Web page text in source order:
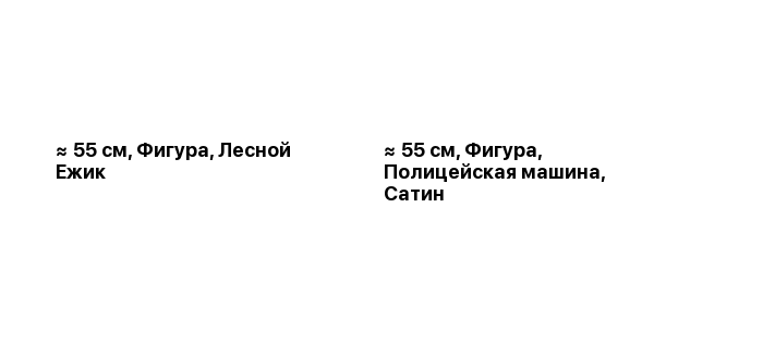
≈ 55 см, Фигура, Лесной
Ежик
≈ 55 см, Фигура,
Полицейская машина,
Сатин